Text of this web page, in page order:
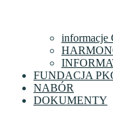
informacje
FUNDACJA
NABÓR
DOKUMENTY